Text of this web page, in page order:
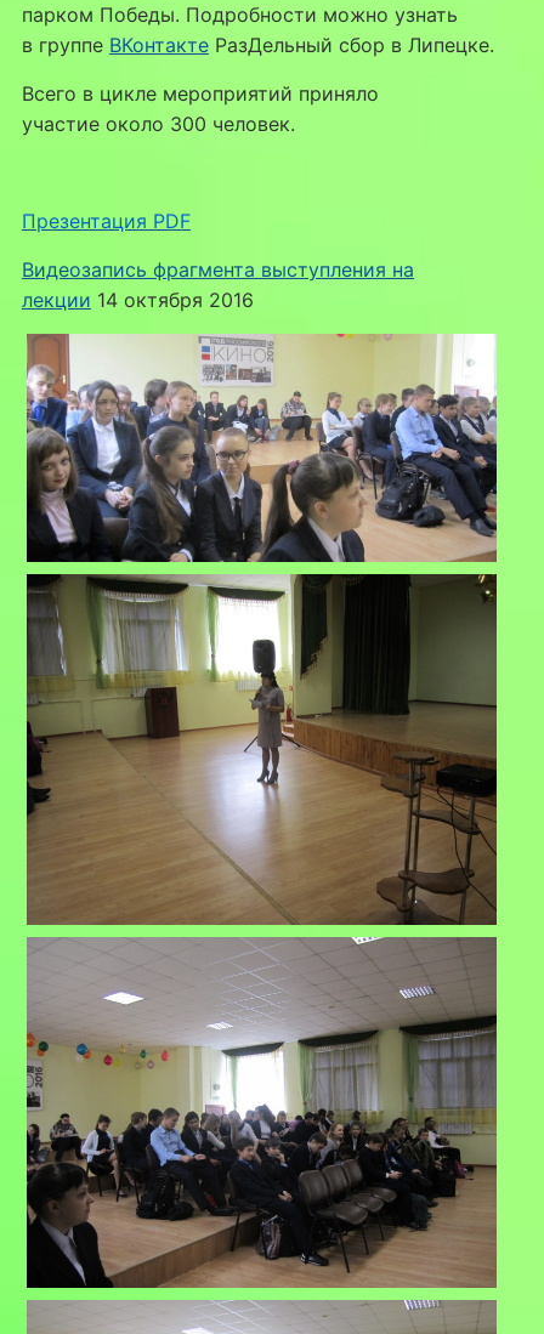
парком Победы. Подробности можно узнать
в группе ВКонтактеРазДельный сбор в Липецке.
Всего в цикле мероприятий приняло
участие около 300 человек.
Презентация PDF
Видеозапись фрагмента выступления на
лекции 14 октября 2016